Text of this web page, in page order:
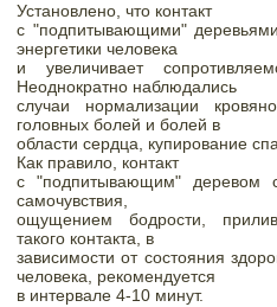
Установлено, что контакт
с "подпитывающими"
энергетики человека
и увеличивает
Неоднократно наблюдались
случаи нормализации
головных болей и болей в
области сердца, купирование
Как правило, контакт
с "подпитывающим" деревом
самочувствия,
ощущением бодрости,
такого контакта, в
зависимости от состояния
человека, рекомендуется
в интервале 4-10 минут.